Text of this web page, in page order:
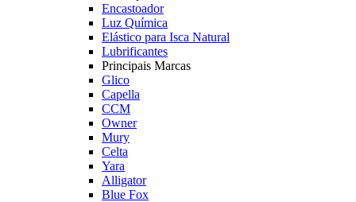
Encastoador
Luz Química
Elástico para Isca Natural
Lubrificantes
Principais Marcas
Glico
Capella
CCM
Owner
Mury
Celta
Yara
Alligator
Blue Fox